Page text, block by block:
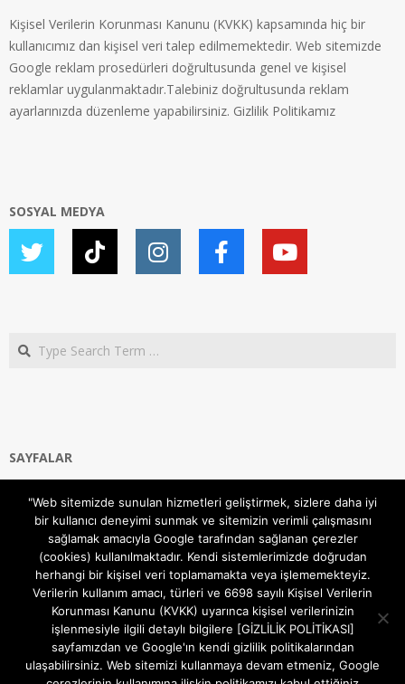
Kişisel Verilerin Korunması Kanunu (KVKK) kapsamında hiç bir
kullanıcımız dan kişisel veri talep edilmemektedir. Web sitemizde
Google reklam prosedürleri doğrultusunda genel ve kişisel
reklamlar uygulanmaktadır.Talebiniz doğrultusunda reklam
ayarlarınızda düzenleme yapabilirsiniz. Gizlilik Politikamız
SOSYAL MEDYA
Search
SAYFALAR
Gizlilik ve Çerezler (Cookies) Politikası
Hakkımızda
İletişim Kanalları
MODEM KURULUM
TEKNİK DESTEK
TELEVİZYON SİSTEMLERİ
"Web sitemizde sunulan hizmetleri geliştirmek, sizlere daha iyi
bir kullanıcı deneyimi sunmak ve sitemizin verimli çalışmasını
sağlamak amacıyla Google tarafından sağlanan çerezler
(cookies) kullanılmaktadır. Kendi sistemlerimizde doğrudan
herhangi bir kişisel veri toplamamakta veya işlememekteyiz.
Verilerin kullanım amacı, türleri ve 6698 sayılı Kişisel Verilerin
Korunması Kanunu (KVKK) uyarınca kişisel verilerinizin
işlenmesiyle ilgili detaylı bilgilere [GİZLİLİK POLİTİKASI]
sayfamızdan ve Google'ın kendi gizlilik politikalarından
ulaşabilirsiniz. Web sitemizi kullanmaya devam etmeniz, Google